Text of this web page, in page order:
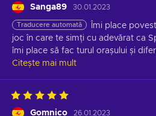
Sanga89 30.01.2023
Traducere automată
Îmi place
joc în care te simți cu adevărat ca
îmi place să fac turul orașului și
Citește mai mult
Gomnico 26.01.2023